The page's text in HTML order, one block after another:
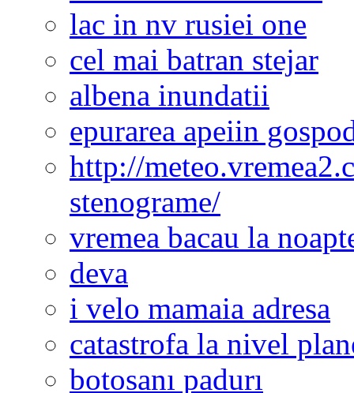
lac in nv rusiei one
cel mai batran stejar
albena inundatii
epurarea apeiin
http://
stenograme/
vremea bacau la
deva
i velo mamaia adresa
catastrofa la nivel
botosanı padurı